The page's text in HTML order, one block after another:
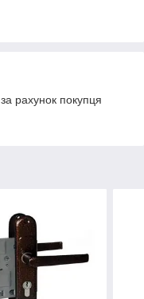
рахунок покупця